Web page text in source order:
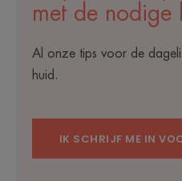
met de nodige
Al onze tips voor de
huid.
IK SCHRIJF ME IN